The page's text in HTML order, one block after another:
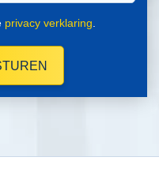
privacy verklaring